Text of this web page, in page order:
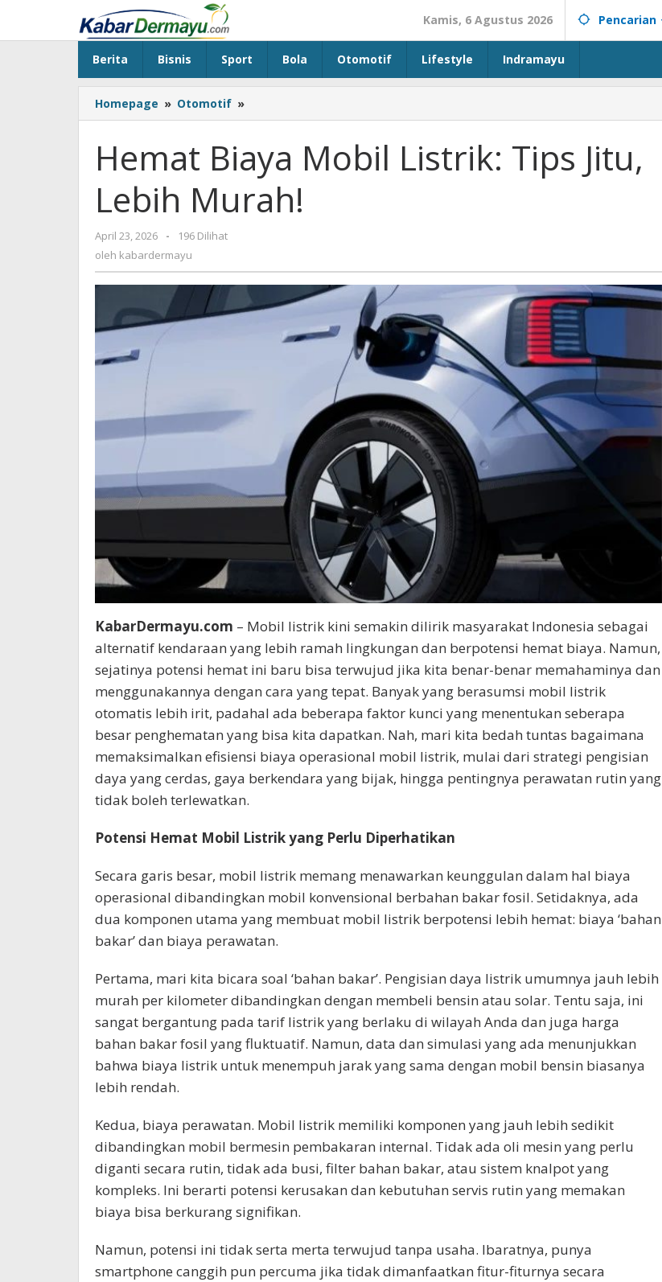
konten
Kamis, 6 Agustus 2026 Pencarian
Berita Bisnis Sport Bola Otomotif Lifestyle Indramayu
Homepage » Otomotif »
Biaya
Listrik:
Tips
Lebih
Hemat Biaya Mobil Listrik: Tips Jitu,
Lebih Murah!
April 23, 2026
oleh
kabardermayu
-
196 Dilihat
oleh kabardermayu
KabarDermayu.com – Mobil listrik kini semakin dilirik masyarakat Indonesia sebagai
alternatif kendaraan yang lebih ramah lingkungan dan berpotensi hemat biaya. Namun,
sejatinya potensi hemat ini baru bisa terwujud jika kita benar-benar memahaminya dan
menggunakannya dengan cara yang tepat. Banyak yang berasumsi mobil listrik
otomatis lebih irit, padahal ada beberapa faktor kunci yang menentukan seberapa
besar penghematan yang bisa kita dapatkan. Nah, mari kita bedah tuntas bagaimana
memaksimalkan efisiensi biaya operasional mobil listrik, mulai dari strategi pengisian
daya yang cerdas, gaya berkendara yang bijak, hingga pentingnya perawatan rutin yang
tidak boleh terlewatkan.
Potensi Hemat Mobil Listrik yang Perlu Diperhatikan
Secara garis besar, mobil listrik memang menawarkan keunggulan dalam hal biaya
operasional dibandingkan mobil konvensional berbahan bakar fosil. Setidaknya, ada
dua komponen utama yang membuat mobil listrik berpotensi lebih hemat: biaya ‘bahan
bakar’ dan biaya perawatan.
Pertama, mari kita bicara soal ‘bahan bakar’. Pengisian daya listrik umumnya jauh lebih
murah per kilometer dibandingkan dengan membeli bensin atau solar. Tentu saja, ini
sangat bergantung pada tarif listrik yang berlaku di wilayah Anda dan juga harga
bahan bakar fosil yang fluktuatif. Namun, data dan simulasi yang ada menunjukkan
bahwa biaya listrik untuk menempuh jarak yang sama dengan mobil bensin biasanya
lebih rendah.
Kedua, biaya perawatan. Mobil listrik memiliki komponen yang jauh lebih sedikit
dibandingkan mobil bermesin pembakaran internal. Tidak ada oli mesin yang perlu
diganti secara rutin, tidak ada busi, filter bahan bakar, atau sistem knalpot yang
kompleks. Ini berarti potensi kerusakan dan kebutuhan servis rutin yang memakan
biaya bisa berkurang signifikan.
Namun, potensi ini tidak serta merta terwujud tanpa usaha. Ibaratnya, punya
smartphone canggih pun percuma jika tidak dimanfaatkan fitur-fiturnya secara